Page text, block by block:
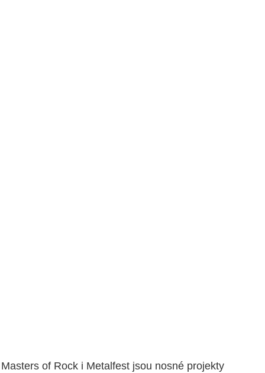
Masters of Rock i Metalfest jsou nosné projekty